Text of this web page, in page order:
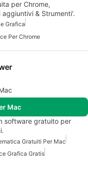
per Chrome,
& Strumenti'.
Grafica
Per Chrome
Mac
software gratuito per
Gratuiti Per Mac
Grafica Gratis